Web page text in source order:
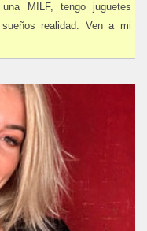
MILF, tengo juguetes
realidad. Ven a mi